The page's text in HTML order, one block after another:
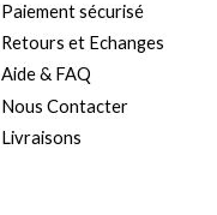
Paiement sécurisé
Retours et Echanges
Aide & FAQ
Nous Contacter
Livraisons